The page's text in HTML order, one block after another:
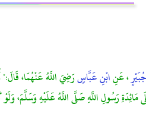
، عَنِابْنِ عَبَّاسٍرَضِيَ اللَّهُ عَنْهُمَا،
رَسُولِ اللَّهِ صَلَّى اللَّهُ عَلَيْهِ وَسَلَّمَ، وَلَوْ